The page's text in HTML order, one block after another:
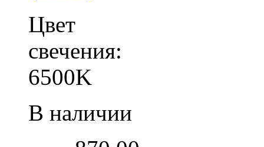
Цвет
свечения:
6500K
В наличии